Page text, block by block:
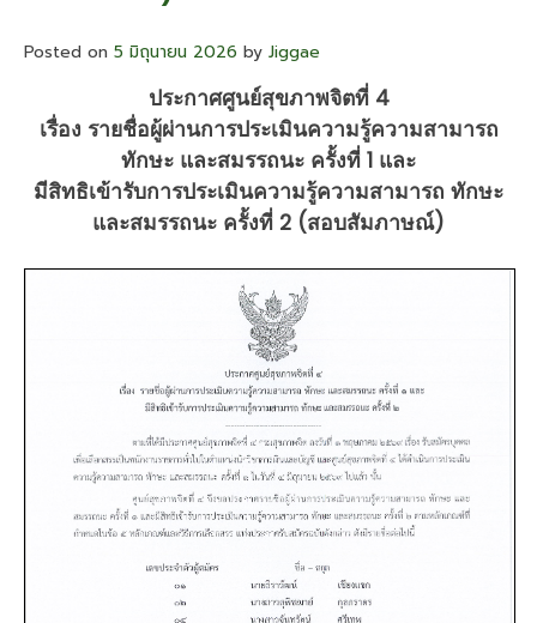
พนักงาน
ราชการ
ตำแหน่ง
นัก
วิชาการ
เงิน
และ
บัญชี
Posted on 5 มิถุนายน 2026 by Jiggae
ประกาศศูนย์สุขภาพจิตที่ 4
เรื่อง รายชื่อผู้ผ่านการประเมินความรู้ความสามารถ
ทักษะ และสมรรถนะ ครั้งที่ 1 และ
มีสิทธิเข้ารับการประเมินความรู้ความสามารถ ทักษะ
และสมรรถนะ ครั้งที่ 2 (สอบสัมภาษณ์)